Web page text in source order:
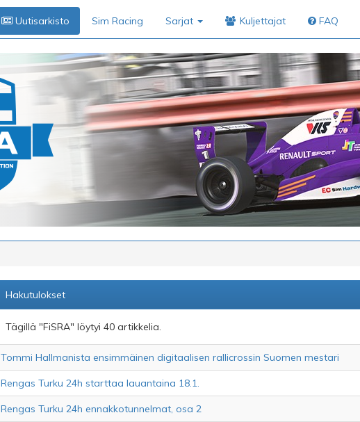
Uutisarkisto Sim Racing Sarjat Kuljettajat FAQ
Hakutulokset
Tägillä "FiSRA" löytyi 40 artikkelia.
Tommi Hallmanista ensimmäinen digitaalisen rallicrossin Suomen mestari
Rengas Turku 24h starttaa lauantaina 18.1.
Rengas Turku 24h ennakkotunnelmat, osa 2